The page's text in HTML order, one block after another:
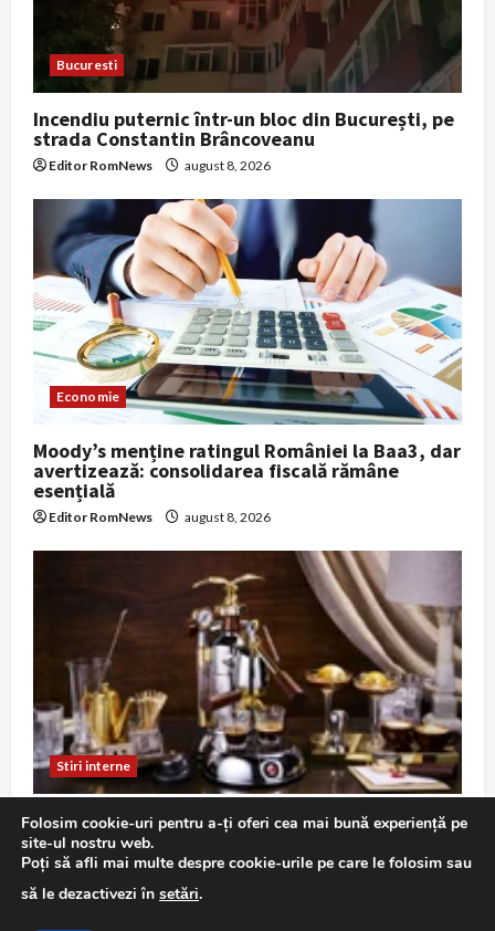
Bucuresti
Incendiu puternic într-un bloc din București, pe
strada Constantin Brâncoveanu
Editor RomNews august 8, 2026
Economie
Moody’s menține ratingul României la Baa3, dar
avertizează: consolidarea fiscală rămâne
esențială
Editor RomNews august 8, 2026
Stiri interne
Pericol major la trecerea de cale ferată de pe
Șoseaua Petricani: o mașină blocată între
bariere în timp ce trecea trenul
Editor RomNews august 8, 2026
Folosim cookie-uri pentru a-ți oferi cea mai bună experiență pe
site-ul nostru web.
Poți să afli mai multe despre cookie-urile pe care le folosim sau
să le dezactivezi în setări.